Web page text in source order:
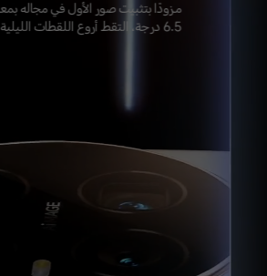
6.5 درجة، التقط أروع اللقطات الليلية التي ترغب بها.